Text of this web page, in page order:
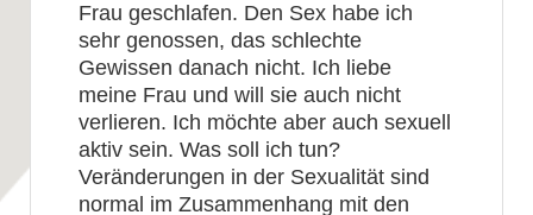
Frau geschlafen. Den Sex habe ich
sehr genossen, das schlechte
Gewissen danach nicht. Ich liebe
meine Frau und will sie auch nicht
verlieren. Ich möchte aber auch sexuell
aktiv sein. Was soll ich tun?
Veränderungen in der Sexualität sind
normal im Zusammenhang mit den